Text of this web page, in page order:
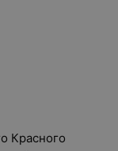
Красного